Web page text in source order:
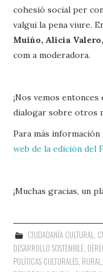
cohesió social per
valgui la pena viure.
Muiño, Alicia
com a moderadora.
¡Nos vemos
dialogar sobre otros
Para más
web de la edición del
¡Muchas gracias, un
CIUDADANÍA CULTURAL,
DESARROLLO SOSTENIBLE,
POLÍTICAS CULTURALES, RURAL